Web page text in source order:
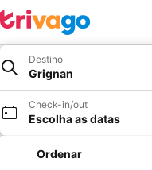
Destino
Grignan
Check-in/out
Escolha as datas
Ordenar